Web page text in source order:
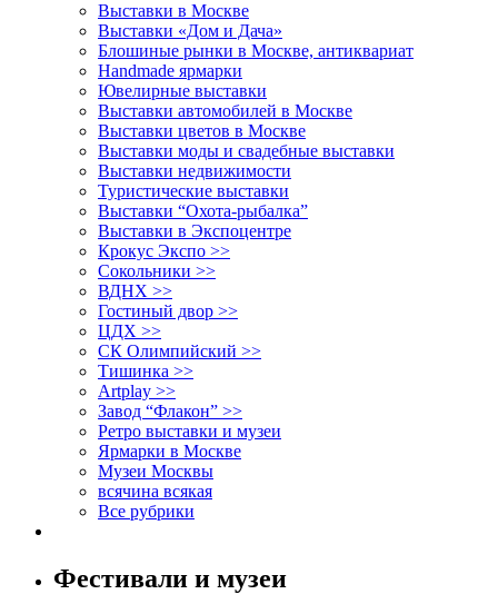
Выставки в Москве
Выставки «Дом и Дача»
Блошиные рынки в Москве, антиквариат
Handmade ярмарки
Ювелирные выставки
Выставки автомобилей в Москве
Выставки цветов в Москве
Выставки моды и свадебные выставки
Выставки недвижимости
Туристические выставки
Выставки “Охота-рыбалка”
Выставки в Экспоцентре
Крокус Экспо >>
Сокольники >>
ВДНХ >>
Гостиный двор >>
ЦДХ >>
СК Олимпийский >>
Тишинка >>
Artplay >>
Завод “Флакон” >>
Ретро выставки и музеи
Ярмарки в Москве
Музеи Москвы
всячина всякая
Все рубрики
Фестивали и музеи